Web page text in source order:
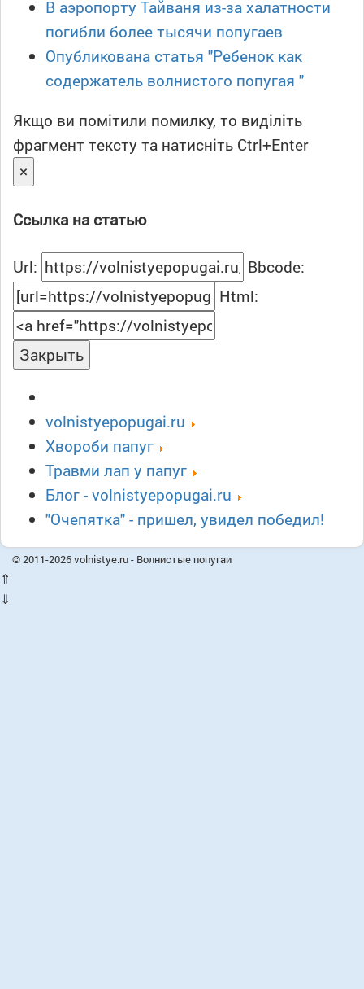
В аэропорту Тайваня из-за халатности
погибли более тысячи попугаев
Опубликована статья "Ребенок как
содержатель волнистого попугая "
Якщо ви помітили помилку, то виділіть
фрагмент тексту та натисніть Ctrl+Enter
×
Ссылка на статью
Url:
Bbcode:
Html:
Закрыть
volnistyepopugai.ru
Xвороби папуг
Травми лап у папуг
Блог - volnistyepopugai.ru
"Очепятка" - пришел, увидел победил!
© 2011-2026 volnistye.ru - Волнистые попугаи
⇑
⇓